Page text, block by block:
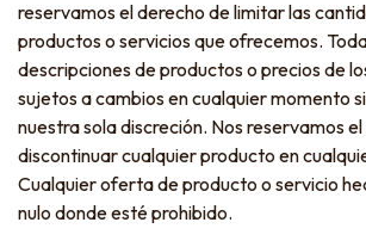
reservamos el derecho de limitar las
productos o servicios que ofrecemos.
descripciones de productos o precios de
sujetos a cambios en cualquier momento
nuestra sola discreción. Nos reservamos
discontinuar cualquier producto en
Cualquier oferta de producto o servicio
nulo donde esté prohibido.